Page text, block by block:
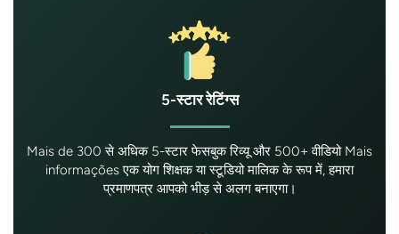
5-स्टार रेटिंग्स
Mais de 300 से अधिक 5-स्टार फेसबुक रिव्यू और 500+ वीडियो Mais
informações एक योग शिक्षक या स्टूडियो मालिक के रूप में, हमारा
प्रमाणपत्र आपको भीड़ से अलग बनाएगा।